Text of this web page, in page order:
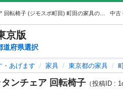
中古
京版
道府県選択
・あげます 家具 東京都の家具
ンチェア 回転椅子 （投稿ID :